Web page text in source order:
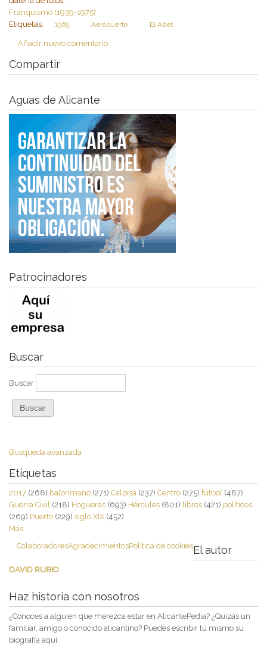
Franquismo (1939-1975)
Etiquetas:
1969 Aeropuerto El Altet
Añadir nuevo comentario
Compartir
Aguas de Alicante
Patrocinadores
Buscar
Buscar
Búsqueda avanzada
Etiquetas
2017 (268) balonmano (271) Calpisa (237) Centro (275) fútbol (487)
Guerra Civil (218) Hogueras (693) Hércules (801) libros (421) políticos
(269) Puerto (229) siglo XIX (452)
Más
ColaboradoresAgradecimientosPolítica de cookiesEl autor
DAVID RUBIO
Haz historia con nosotros
¿Conoces a alguien que merezca estar en AlicantePedia? ¿Quizás un
familiar, amigo o conocido alicantino? Puedes escribir tú mismo su
biografía aquí: